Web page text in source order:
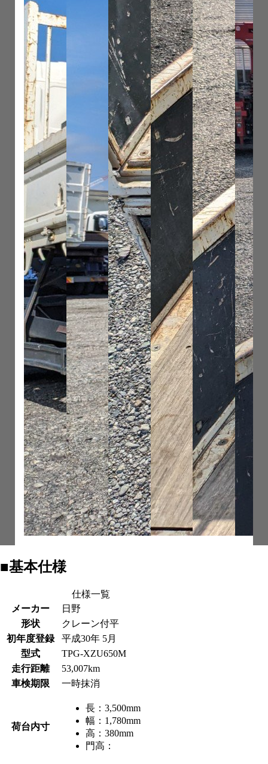
■基本仕様
仕様一覧
メーカー
日野
形状
クレーン付平
初年度登録
平成30年 5月
型式
TPG-XZU650M
走行距離
53,007km
車検期限
一時抹消
荷台内寸
長： 3,500mm
幅： 1,780mm
高： 380mm
門高：